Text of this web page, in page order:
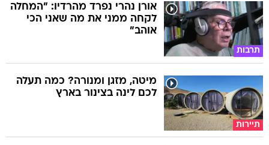
תרבות
אורן נהרי נפרד מהרדיו: "המחלה
לקחה ממני את מה שאני הכי
אוהב"
תיירות
מיטה, מזגן ומנורה? כמה תעלה
לכם לינה בצינור בארץ